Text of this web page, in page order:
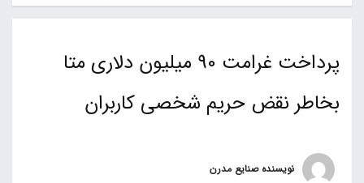
پرداخت غرامت 90 میلیون دلاری متا
بخاطر نقض حریم شخصی کاربران
نویسنده صنایع مدرن